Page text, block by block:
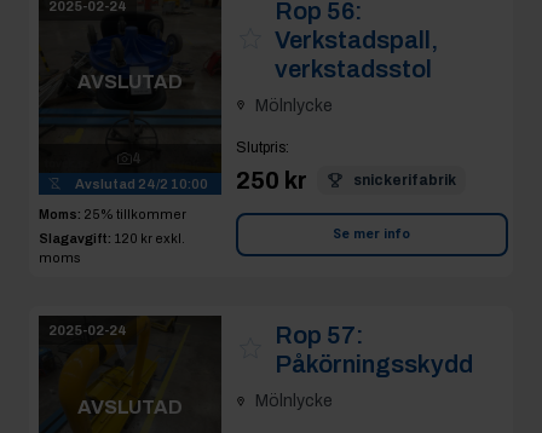
2025-02-24
AVSLUTAD
4
Avslutad 24/2 10:00
Moms: 25% tillkommer
Slagavgift: 120 kr exkl.
moms
Rop 56:
Verkstadspall,
verkstadsstol
Mölnlycke
Slutpris:
250 kr snickerifabrik
Se mer info
2025-02-24
AVSLUTAD
Rop 57:
Påkörningsskydd
Mölnlycke